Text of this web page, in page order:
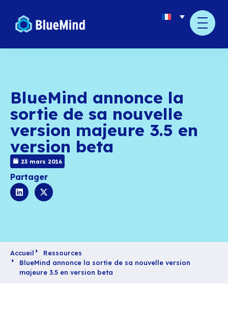
BlueMind annonce
sortie de sa nouvelle
version majeure 3.5
version beta
23 mars 2016